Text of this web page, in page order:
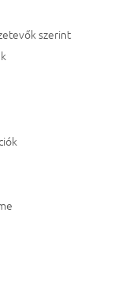
szerint